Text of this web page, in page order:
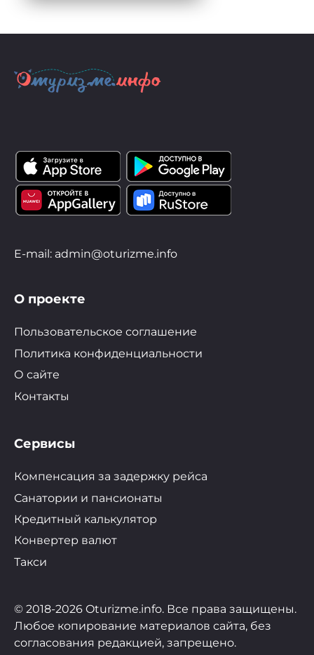
E-mail: admin@oturizme.info
О проекте
Пользовательское соглашение
Политика конфиденциальности
О сайте
Контакты
Сервисы
Компенсация за задержку рейса
Санатории и пансионаты
Кредитный калькулятор
Конвертер валют
Такси
© 2018-2026 Oturizme.info. Все права защищены.
Любое копирование материалов сайта, без
согласования редакцией, запрещено.